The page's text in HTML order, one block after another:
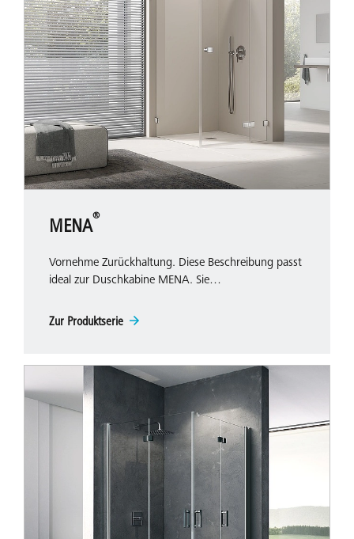
Eine ausgezeichnete Wahl für großzügige Badezimmer
MENA
®
Vornehme Zurückhaltung. Diese Beschreibung passt
ideal zur Duschkabine MENA. Sie…
Zur Produktserie